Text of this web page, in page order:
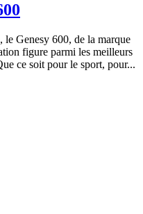
le Genesy 600, de la marque
figure parmi les meilleurs
ce soit pour le sport, pour...